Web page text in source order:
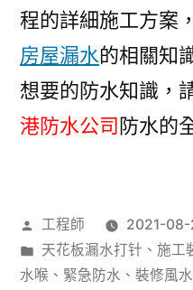
程的詳細施工方案
房屋漏水的相關知
想要的防水知識，
港防水公司防水的
作
者：
工程師
2021-08-
分
類：
天花板漏水打针 、 施工
水喉 、 緊急防水 、 裝修風水